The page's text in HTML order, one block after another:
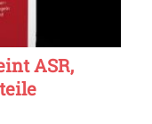
ASR,